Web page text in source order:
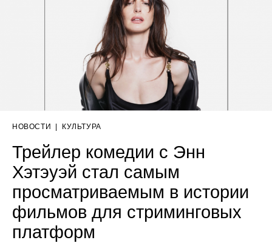
НОВОСТИ КУЛЬТУРА
Трейлер комедии с Энн
Хэтэуэй стал самым
просматриваемым в истории
фильмов для стриминговых
платформ